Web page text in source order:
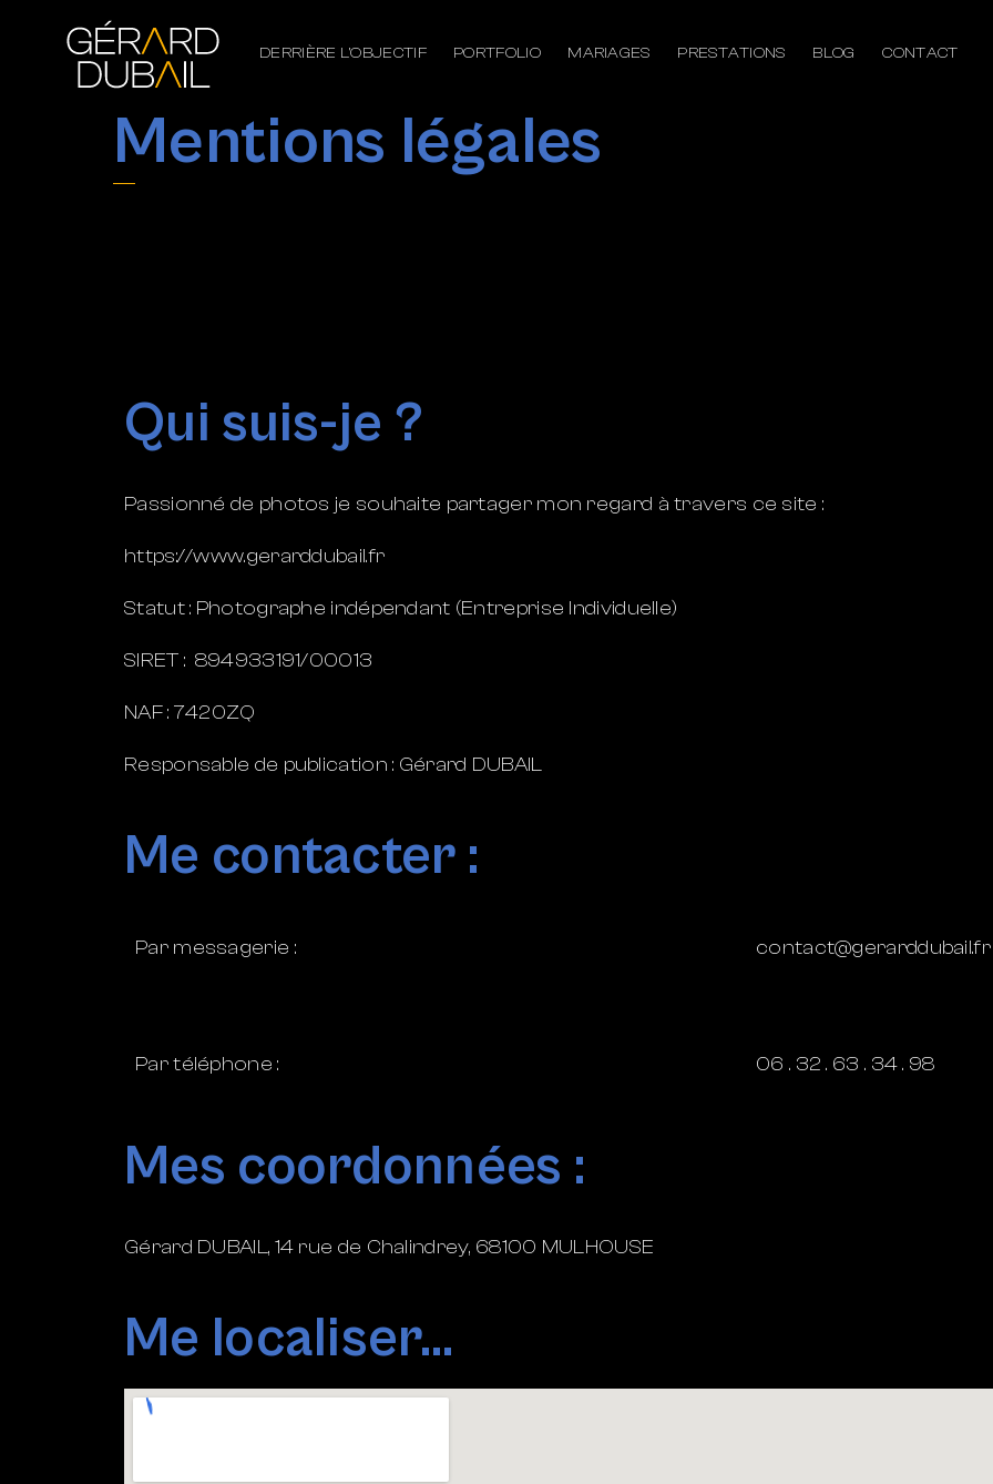
DERRIÈRE L’OBJECTIF PORTFOLIO MARIAGES PRESTATIONS BLOG CONTACT
Mentions légales
Qui suis-je ?
Passionné de photos je souhaite partager mon regard à travers ce site :
https://www.gerarddubail.fr
Statut : Photographe indépendant (Entreprise Individuelle)
SIRET : 894933191/00013
NAF : 7420ZQ
Responsable de publication : Gérard DUBAIL
Me contacter :
Par messagerie : contact@gerarddubail.fr
Par téléphone : 06 . 32 . 63 . 34 . 98
Mes coordonnées :
Gérard DUBAIL, 14 rue de Chalindrey, 68100 MULHOUSE
Me localiser...